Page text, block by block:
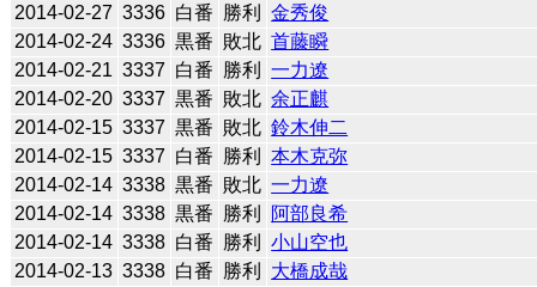
2014-02-27 3336 白番 勝利
金秀俊
2014-02-24 3336 黒番 敗北 首藤瞬
2014-02-21 3337 白番 勝利
一力遼
2014-02-20 3337 黒番 敗北 余正麒
2014-02-15 3337 黒番 敗北 鈴木伸二
2014-02-15 3337 白番 勝利
本木克弥
2014-02-14 3338 黒番 敗北 一力遼
2014-02-14 3338 黒番 勝利
阿部良希
2014-02-14 3338 白番 勝利
小山空也
2014-02-13 3338 白番 勝利
大橋成哉